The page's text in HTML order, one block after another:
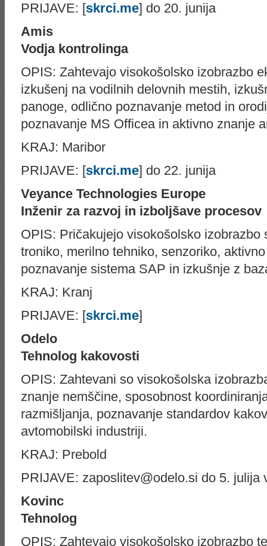
PRIJAVE: [skrci.me] do 20. junija
Amis
Vodja kontrolinga
OPIS: Zahtevajo visokošolsko izobrazbo
izkušenj na vodilnih delovnih mestih,
panoge, odlično poznavanje metod in
poznavanje MS Officea in aktivno znanje
KRAJ: Maribor
PRIJAVE: [skrci.me] do 22. junija
Veyance Technologies Europe
Inženir za razvoj in izboljšave procesov
OPIS: Pričakujejo visokošolsko
troniko, merilno tehniko, senzoriko,
poznavanje sistema SAP in izkušnje z
KRAJ: Kranj
PRIJAVE: [skrci.me]
Odelo
Tehnolog kakovosti
OPIS: Zahtevani so visokošolska
znanje nemščine, sposobnost
razmišljanja, poznavanje standardov
avtomobilski industriji.
KRAJ: Prebold
PRIJAVE: zaposlitev@odelo.si do 5. julija
Kovinc
Tehnolog
OPIS: Zahtevajo visokošolsko izobrazbo